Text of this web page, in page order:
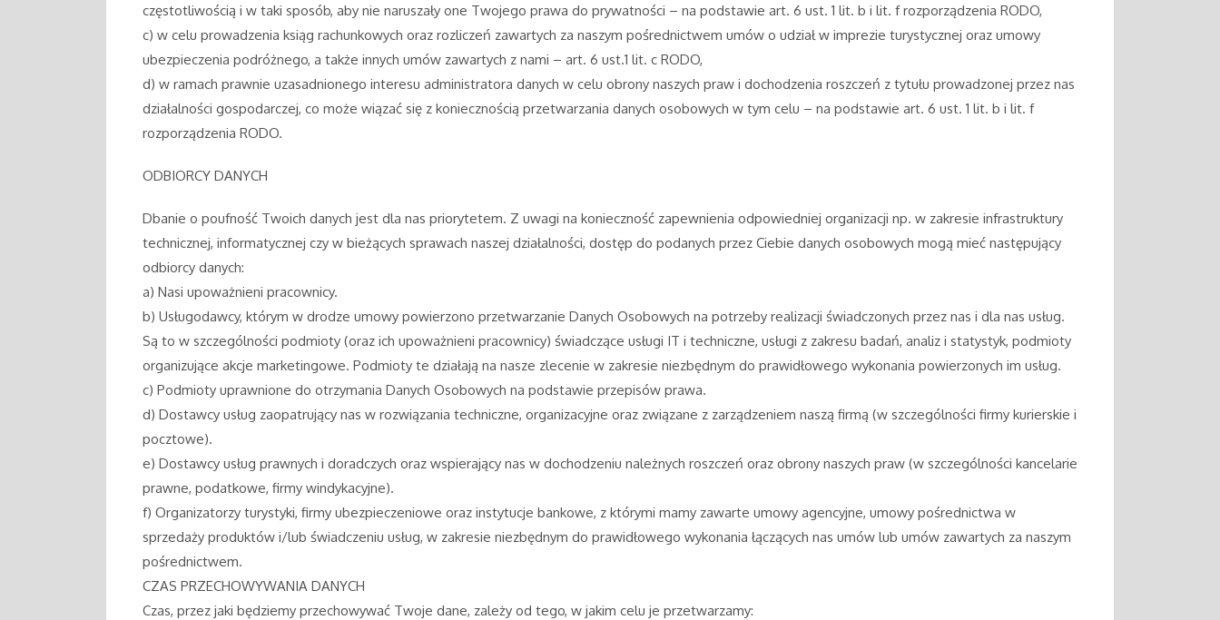
częstotliwością i w taki sposób, aby nie naruszały one Twojego prawa do prywatności – na podstawie art. 6 ust. 1 lit. b i lit. f rozporządzenia RODO,
c) w celu prowadzenia ksiąg rachunkowych oraz rozliczeń zawartych za naszym pośrednictwem umów o udział w imprezie turystycznej oraz umowy
ubezpieczenia podróżnego, a także innych umów zawartych z nami – art. 6 ust.1 lit. c RODO,
d) w ramach prawnie uzasadnionego interesu administratora danych w celu obrony naszych praw i dochodzenia roszczeń z tytułu prowadzonej przez nas
działalności gospodarczej, co może wiązać się z koniecznością przetwarzania danych osobowych w tym celu – na podstawie art. 6 ust. 1 lit. b i lit. f
rozporządzenia RODO.
ODBIORCY DANYCH
Dbanie o poufność Twoich danych jest dla nas priorytetem. Z uwagi na konieczność zapewnienia odpowiedniej organizacji np. w zakresie infrastruktury
technicznej, informatycznej czy w bieżących sprawach naszej działalności, dostęp do podanych przez Ciebie danych osobowych mogą mieć następujący
odbiorcy danych:
a) Nasi upoważnieni pracownicy.
b) Usługodawcy, którym w drodze umowy powierzono przetwarzanie Danych Osobowych na potrzeby realizacji świadczonych przez nas i dla nas usług.
Są to w szczególności podmioty (oraz ich upoważnieni pracownicy) świadczące usługi IT i techniczne, usługi z zakresu badań, analiz i statystyk, podmioty
organizujące akcje marketingowe. Podmioty te działają na nasze zlecenie w zakresie niezbędnym do prawidłowego wykonania powierzonych im usług.
c) Podmioty uprawnione do otrzymania Danych Osobowych na podstawie przepisów prawa.
d) Dostawcy usług zaopatrujący nas w rozwiązania techniczne, organizacyjne oraz związane z zarządzeniem naszą firmą (w szczególności firmy kurierskie i
pocztowe).
e) Dostawcy usług prawnych i doradczych oraz wspierający nas w dochodzeniu należnych roszczeń oraz obrony naszych praw (w szczególności kancelarie
prawne, podatkowe, firmy windykacyjne).
f) Organizatorzy turystyki, firmy ubezpieczeniowe oraz instytucje bankowe, z którymi mamy zawarte umowy agencyjne, umowy pośrednictwa w
sprzedaży produktów i/lub świadczeniu usług, w zakresie niezbędnym do prawidłowego wykonania łączących nas umów lub umów zawartych za naszym
pośrednictwem.
CZAS PRZECHOWYWANIA DANYCH
Czas, przez jaki będziemy przechowywać Twoje dane, zależy od tego, w jakim celu je przetwarzamy: